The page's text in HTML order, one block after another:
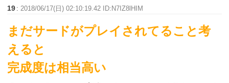
19 : 2018/06/17(日) 02:10:19.42 ID:N7IZ8lHIM
まだサードがプレイされてること考
えると
完成度は相当高い